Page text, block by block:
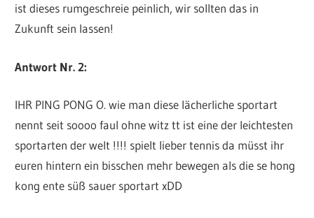
ist dieses rumgeschreie peinlich, wir sollten das in
Zukunft sein lassen!
Antwort Nr. 2:
IHR PING PONG O. wie man diese lächerliche sportart
nennt seit soooo faul ohne witz tt ist eine der leichtesten
sportarten der welt !!!! spielt lieber tennis da müsst ihr
euren hintern ein bisschen mehr bewegen als die se hong
kong ente süß sauer sportart xDD